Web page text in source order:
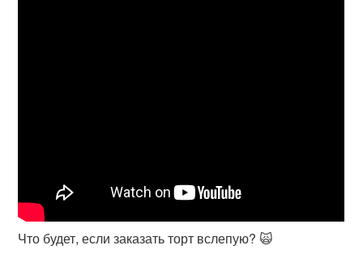
Что будет, если заказать торт вслепую? 🙀